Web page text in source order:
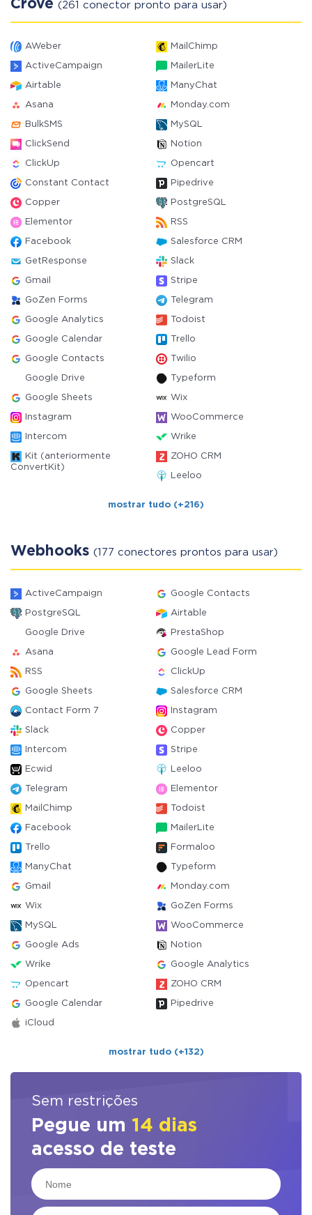
Crove (261 conector pronto para usar)
AWeber MailChimp
ActiveCampaign MailerLite
Airtable ManyChat
Asana Monday.com
BulkSMS MySQL
ClickSend Notion
ClickUp Opencart
Constant Contact Pipedrive
Copper PostgreSQL
Elementor RSS
Facebook Salesforce CRM
GetResponse Slack
Gmail Stripe
GoZen Forms Telegram
Google Analytics Todoist
Google Calendar Trello
Google Contacts Twilio
Google Drive Typeform
Google Sheets Wix
Instagram WooCommerce
Intercom Wrike
Kit (anteriormente
ConvertKit)
ZOHO CRM
Leeloo
mostrar tudo (+216)
Webhooks (177 conectores prontos para usar)
ActiveCampaign Google Contacts
PostgreSQL Airtable
Google Drive PrestaShop
Asana Google Lead Form
RSS ClickUp
Google Sheets Salesforce CRM
Contact Form 7 Instagram
Slack Copper
Intercom Stripe
Ecwid Leeloo
Telegram Elementor
MailChimp Todoist
Facebook MailerLite
Trello Formaloo
ManyChat Typeform
Gmail Monday.com
Wix GoZen Forms
MySQL WooCommerce
Google Ads Notion
Wrike Google Analytics
Opencart ZOHO CRM
Google Calendar Pipedrive
iCloud
mostrar tudo (+132)
Sem restrições
Pegue um 14 dias
acesso de teste